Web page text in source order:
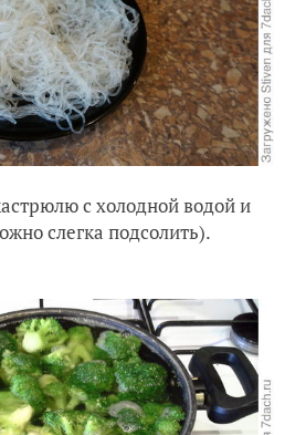
с холодной водой и
слегка подсолить).